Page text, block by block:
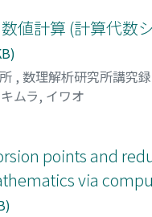
値計算 (計算代数
, 数理解析研究所講究録
キムラ, イワオ
points and
via